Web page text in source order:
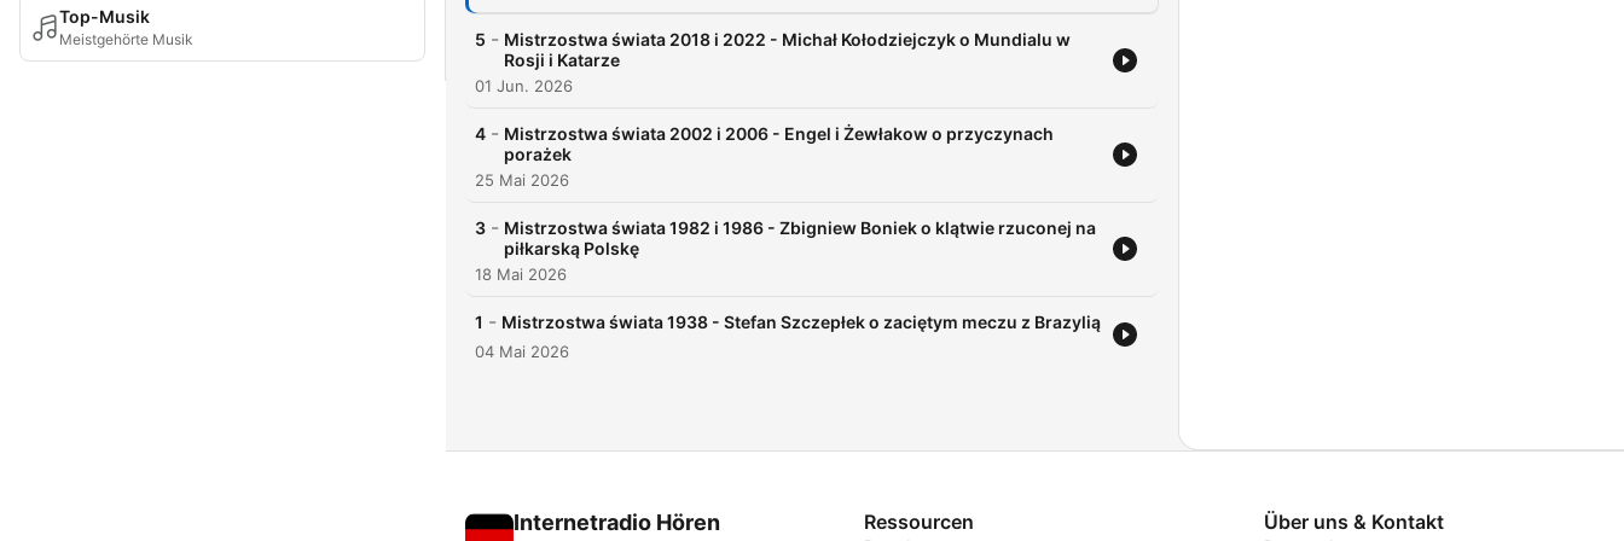
Top-Musik
Meistgehörte Musik 5 - Mistrzostwa świata 2018 i 2022 - Michał Kołodziejczyk o Mundialu w
Rosji i Katarze
01 Jun. 2026
4 - Mistrzostwa świata 2002 i 2006 - Engel i Żewłakow o przyczynach
porażek
25 Mai 2026
3 - Mistrzostwa świata 1982 i 1986 - Zbigniew Boniek o klątwie rzuconej na
piłkarską Polskę
18 Mai 2026
1 - Mistrzostwa świata 1938 - Stefan Szczepłek o zaciętym meczu z Brazylią
04 Mai 2026
Internetradio Hören Ressourcen Über uns & Kontakt